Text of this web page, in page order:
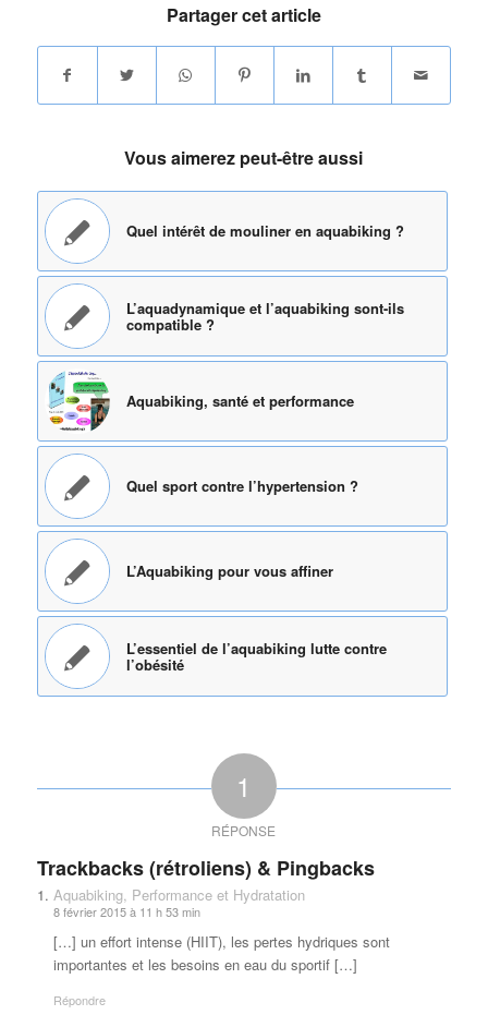
Partager cet article
Vous aimerez peut-être aussi
Quel intérêt de mouliner en aquabiking ?
L’aquadynamique et l’aquabiking sont-ils
compatible ?
Aquabiking, santé et performance
Quel sport contre l’hypertension ?
L’Aquabiking pour vous affiner
L’essentiel de l’aquabiking lutte contre
l’obésité
1
RÉPONSE
Trackbacks (rétroliens) & Pingbacks
Aquabiking, Performance et Hydratation
8 février 2015 à 11 h 53 min
[…] un effort intense (HIIT), les pertes hydriques sont
importantes et les besoins en eau du sportif […]
Répondre